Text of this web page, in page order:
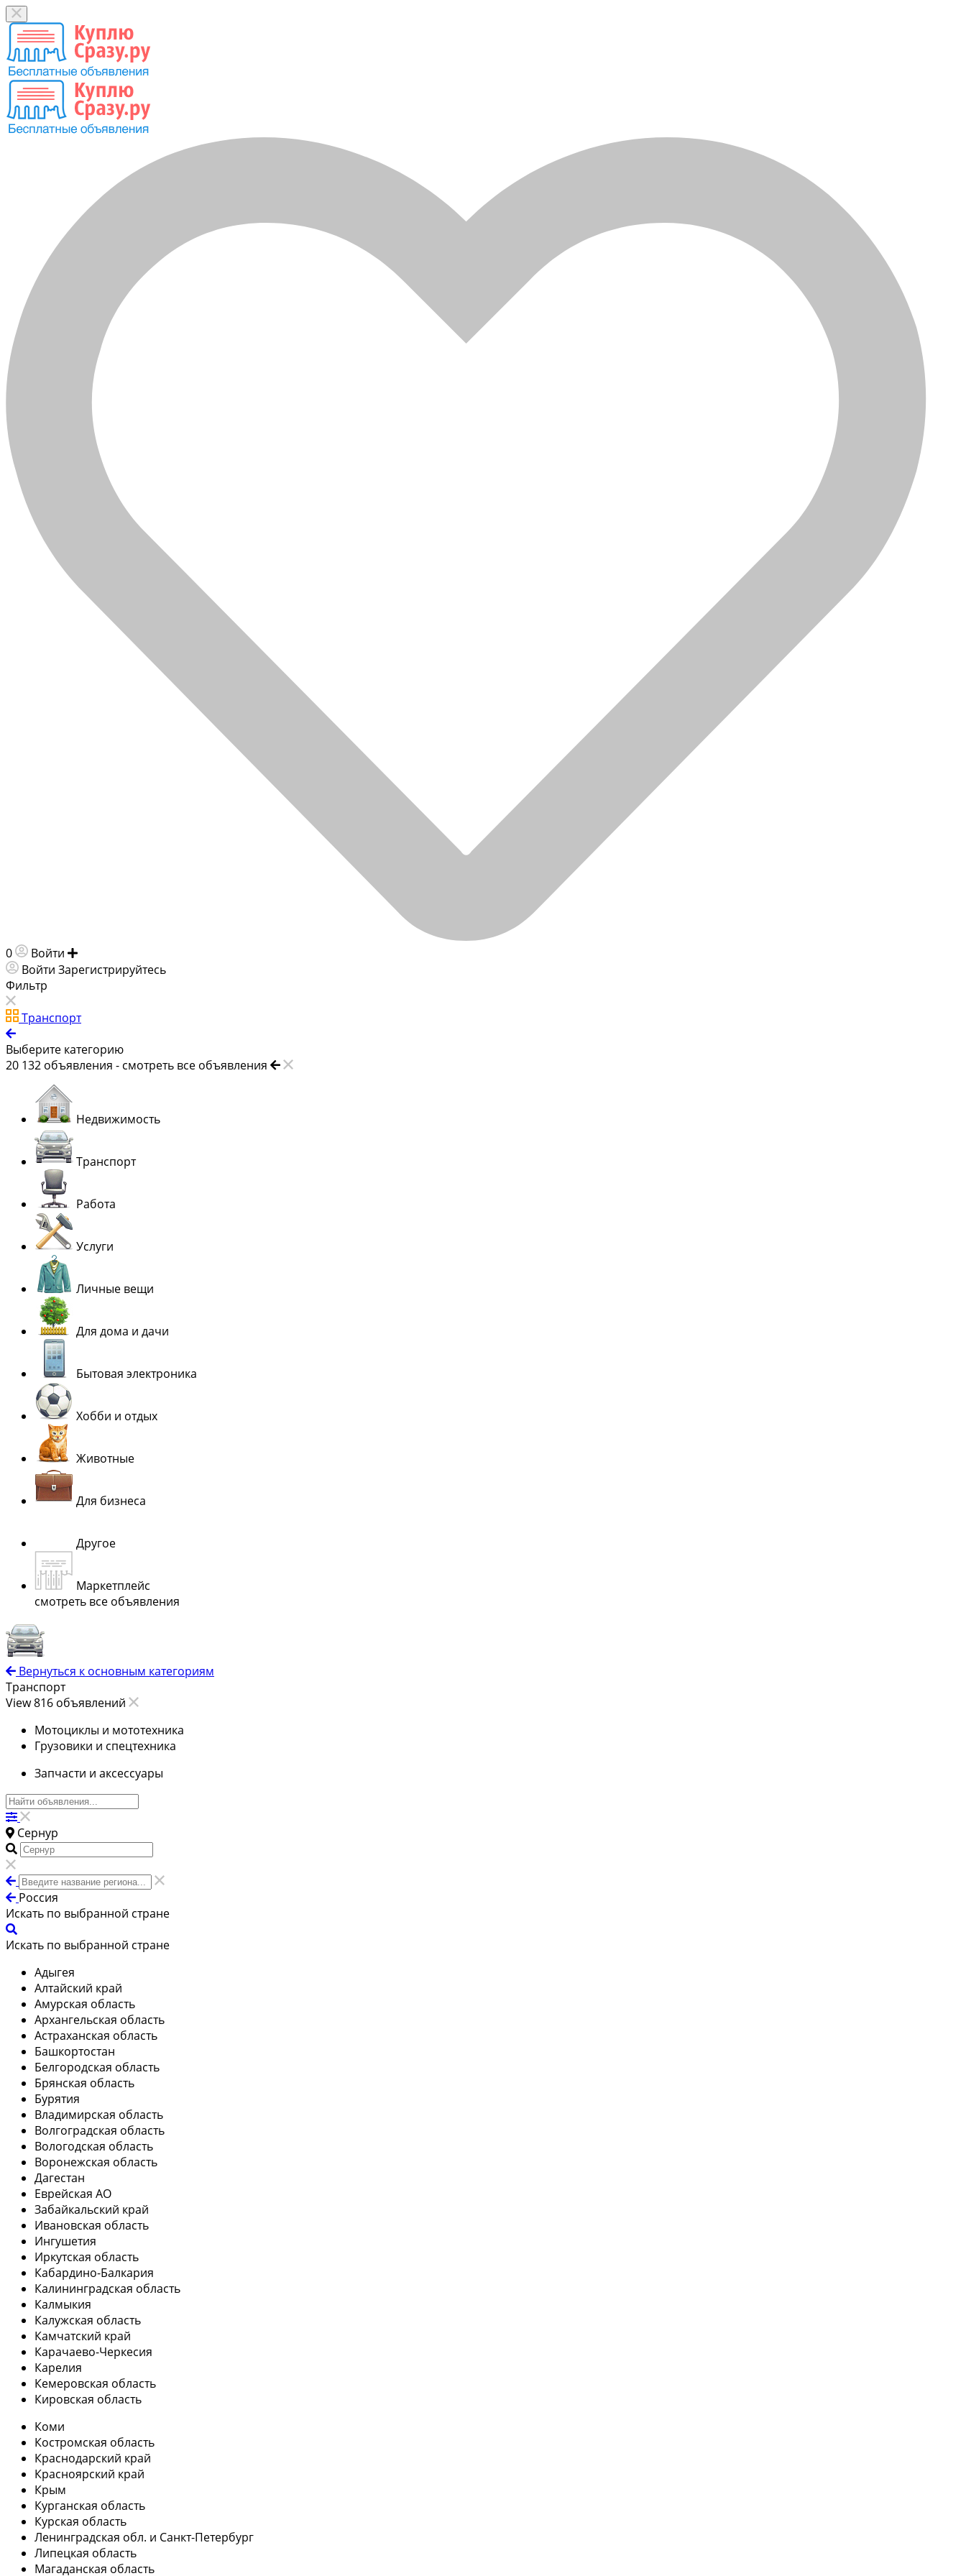
0 Войти
Войти Зарегистрируйтесь
Фильтр
Транспорт
Выберите категорию
20 132 объявления - смотреть все объявления
Недвижимость
Транспорт
Работа
Услуги
Личные вещи
Для дома и дачи
Бытовая электроника
Хобби и отдых
Животные
Для бизнеса
Другое
Маркетплейс
смотреть все объявления
Вернуться к основным категориям
Транспорт
View 816 объявлений
Мотоциклы и мототехника
Грузовики и спецтехника
Запчасти и аксессуары
Сернур
Россия
Искать по выбранной стране
Искать по выбранной стране
Адыгея
Алтайский край
Амурская область
Архангельская область
Астраханская область
Башкортостан
Белгородская область
Брянская область
Бурятия
Владимирская область
Волгоградская область
Вологодская область
Воронежская область
Дагестан
Еврейская АО
Забайкальский край
Ивановская область
Ингушетия
Иркутская область
Кабардино-Балкария
Калининградская область
Калмыкия
Калужская область
Камчатский край
Карачаево-Черкесия
Карелия
Кемеровская область
Кировская область
Коми
Костромская область
Краснодарский край
Красноярский край
Крым
Курганская область
Курская область
Ленинградская обл. и Санкт-Петербург
Липецкая область
Магаданская область